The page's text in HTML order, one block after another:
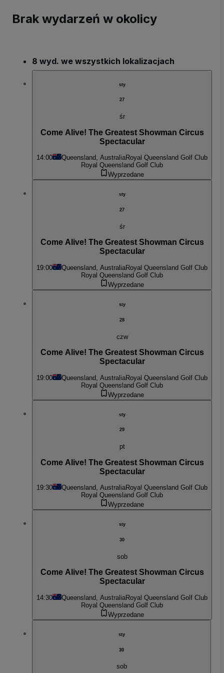
Brak wydarzeń w okolicy
8 wyd. we wszystkich lokalizacjach
sty
27
śr
Come Alive! The Greatest Showman Circus
Spectacular
14:00 Queensland, AustraliaRoyal Queensland Golf Club
Royal Queensland Golf Club
Wyprzedane
sty
27
śr
Come Alive! The Greatest Showman Circus
Spectacular
19:00 Queensland, AustraliaRoyal Queensland Golf Club
Royal Queensland Golf Club
Wyprzedane
sty
28
czw
Come Alive! The Greatest Showman Circus
Spectacular
19:00 Queensland, AustraliaRoyal Queensland Golf Club
Royal Queensland Golf Club
Wyprzedane
sty
29
pt
Come Alive! The Greatest Showman Circus
Spectacular
19:30 Queensland, AustraliaRoyal Queensland Golf Club
Royal Queensland Golf Club
Wyprzedane
sty
30
sob
Come Alive! The Greatest Showman Circus
Spectacular
14:30 Queensland, AustraliaRoyal Queensland Golf Club
Royal Queensland Golf Club
Wyprzedane
sty
30
sob